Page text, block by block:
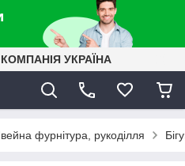
УКРАЇНА
фурнітура, рукоділля